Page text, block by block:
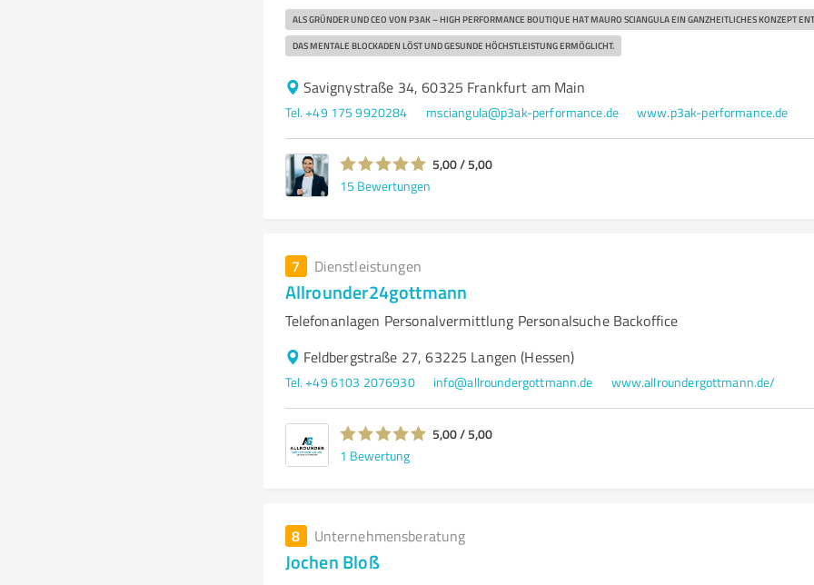
ALS GRÜNDER UND CEO VON P3AK – HIGH PERFORMANCE BOUTIQUE HAT MAURO SCIANGULA EIN GANZHEITLICHES KONZEPT
DAS MENTALE BLOCKADEN LÖST UND GESUNDE HÖCHSTLEISTUNG ERMÖGLICHT.
Savignystraße 34, 60325 Frankfurt am Main
Tel. +49 175 9920284 msciangula@p3ak-performance.de www.p3ak-performance.de
5,00 / 5,00
15 Bewertungen
7 Dienstleistungen
Allrounder24gottmann
Telefonanlagen Personalvermittlung Personalsuche Backoffice
Feldbergstraße 27, 63225 Langen (Hessen)
Tel. +49 6103 2076930 info@allroundergottmann.de www.allroundergottmann.de/
5,00 / 5,00
1 Bewertung
8 Unternehmensberatung
Jochen Bloß